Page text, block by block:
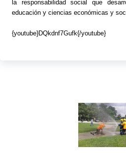
la responsabilidad social que
educación y ciencias económicas y
{youtube}DQkdnf7Gufk{/youtube}